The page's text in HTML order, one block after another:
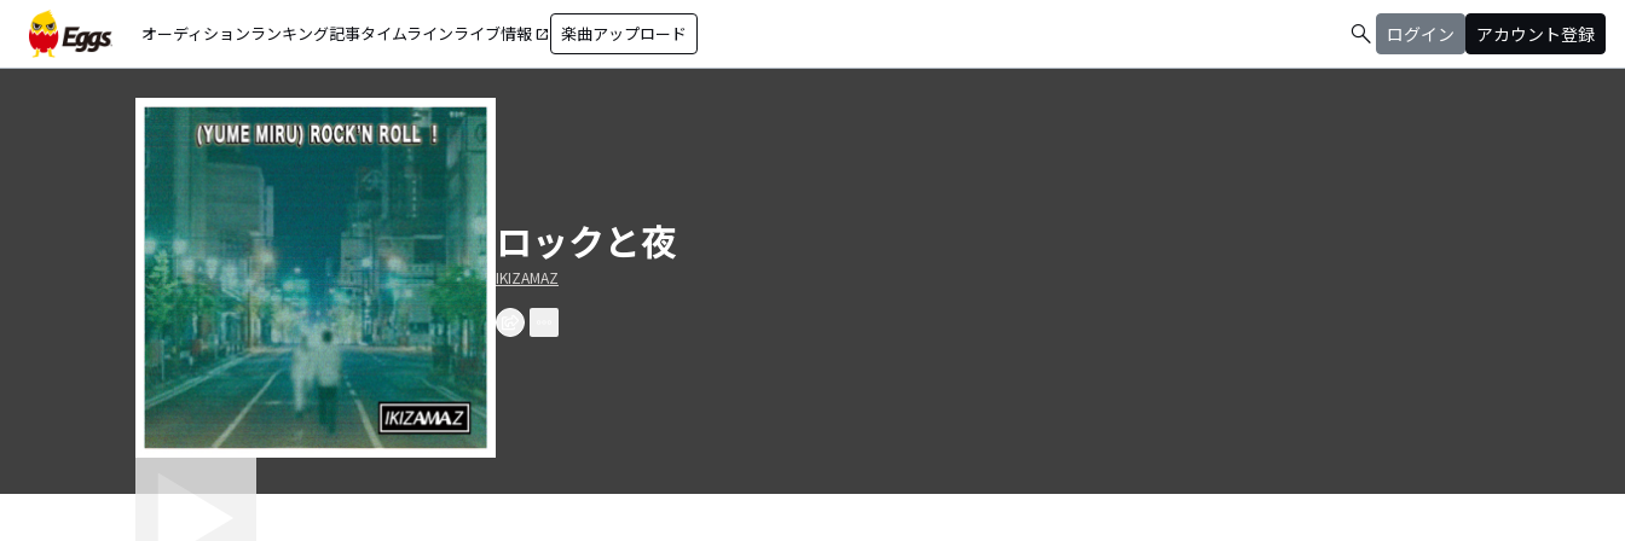
オーディションランキング記事タイムラインライブ情報 open_in_new 楽曲アップロード search ログイン アカウント登録
ロックと夜
IKIZAMAZ